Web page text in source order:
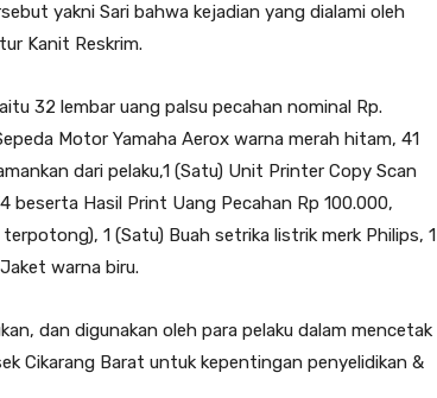
yakni Sari bahwa kejadian yang dialami oleh
Kanit Reskrim.
32 lembar uang palsu pecahan nominal Rp.
Motor Yamaha Aerox warna merah hitam, 41
dari pelaku,1 (Satu) Unit Printer Copy Scan
beserta Hasil Print Uang Pecahan Rp 100.000,
1 (Satu) Buah setrika listrik merk Philips, 1
warna biru.
dan digunakan oleh para pelaku dalam mencetak
Cikarang Barat untuk kepentingan penyelidikan &